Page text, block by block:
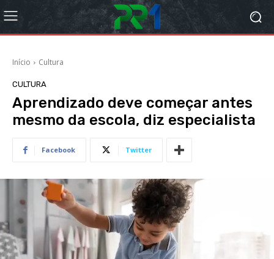
Início Cultura
CULTURA
Aprendizado deve começar antes
mesmo da escola, diz especialista
Facebook Twitter